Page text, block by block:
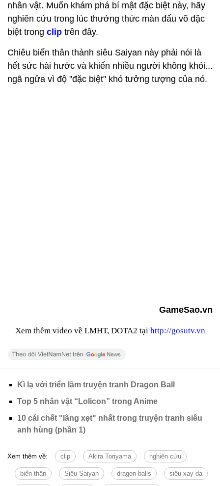
nhân vật. Muốn khám phá bí mật đặc biệt này, hãy
nghiên cứu trong lúc thưởng thức màn đấu võ đặc
biệt trong clip trên đây.
Chiêu biến thân thành siêu Saiyan này phải nói là
hết sức hài hước và khiến nhiều người không khỏi...
ngã ngửa vì độ "đặc biệt" khó tưởng tượng của nó.
GameSao.vn
Xem thêm video về LMHT, DOTA2 tại http://gosutv.vn
Kì lạ với triển lãm truyện tranh Dragon Ball
Top 5 nhân vật “Lolicon” trong Anime
10 cái chết "lãng xẹt" nhất trong truyện tranh siêu
anh hùng (phần 1)
Xem thêm về: clip Akira Toriyama nghiên cứu
biến thân Siêu Saiyan dragon balls siêu xay da